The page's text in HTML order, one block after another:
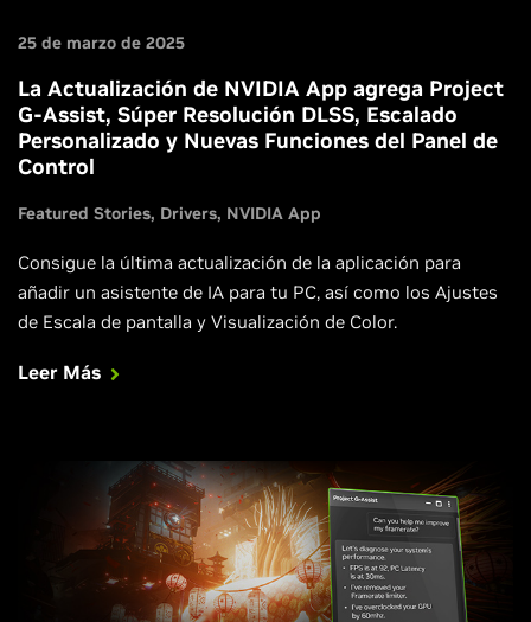
25 de marzo de 2025
La Actualización de NVIDIA App agrega Project
G-Assist, Súper Resolución DLSS, Escalado
Personalizado y Nuevas Funciones del Panel de
Control
Featured Stories Drivers NVIDIA App
Consigue la última actualización de la aplicación para
añadir un asistente de IA para tu PC, así como los Ajustes
de Escala de pantalla y Visualización de Color.
Leer Más